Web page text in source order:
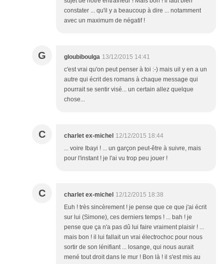
constater ... qu'il y a beaucoup à dire ... notamment
avec un maximum de négatif !
G gloubiboulga 13/12/2015 14:41
c'est vrai qu'on peut penser à toi :-) mais uil y en a un
autre qui écrit des romans à chaque message qui
pourrait se sentir visé... un certain allez quelque
chose...
C charlet ex-michel 12/12/2015 18:44
... voire Ibayi ! ... un garçon peut-être à suivre, mais
pour l'instant ! je l'ai vu trop peu jouer !
C charlet ex-michel 12/12/2015 18:38
Euh ! très sincèrement ! je pense que ce que j'ai écrit
sur lui (Simone), ces derniers temps ! ... bah ! je
pense que ça n'a pas dû lui faire vraiment plaisir ! ...
mais bon ! il lui fallait un vrai électrochoc pour nous
sortir de son lénifiant ... losange, qui nous aurait
mené tout droit dans le mur ! Bon là ! il s'est mis au